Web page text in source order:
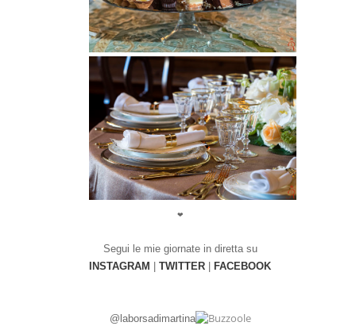
❤
Segui le mie giornate in diretta su
INSTAGRAM
TWITTER FACEBOOK
@laborsadimartina